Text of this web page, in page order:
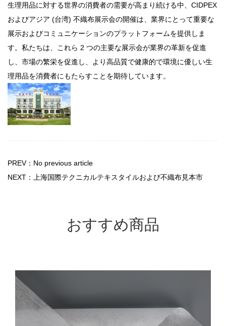
生理用品に対する世界の消費者の需要が高まり続ける中、CIDPEX
およびアジア (台湾) 不織布展示会の開催は、業界にとって重要な
展示およびコミュニケーションのプラットフォームを提供しま
す。私たちは、これら 2 つの主要な展示会が業界の革新を促進
し、市場の繁栄を促進し、より高品質で健康的で環境に優しい生
理用品を消費者にもたらすことを期待しています。
PREV：No previous article
NEXT：上海国際テクニカルテキスタイルおよび不織布見本市
おすすめ商品